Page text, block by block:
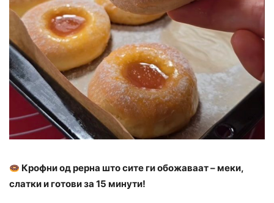
Крофни од рерна што сите ги обожаваат – меки,
слатки и готови за 15 минути!